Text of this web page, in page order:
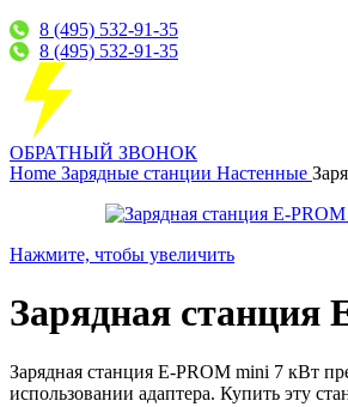
8 (495) 532-91-35
8 (495) 532-91-35
ОБРАТНЫЙ ЗВОНОК
Home Зарядные станции Настенные
Нажмите, чтобы увеличить
Зарядная станция
Зарядная станция E-PROM mini 7 кВт
использовании адаптера. Купить эту